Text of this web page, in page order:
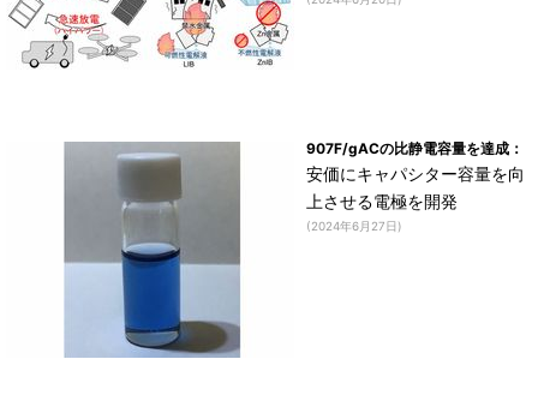
907F/gACの比静電容量を達成：
安価にキャパシター容量を向
上させる電極を開発
(2024年6月27日)